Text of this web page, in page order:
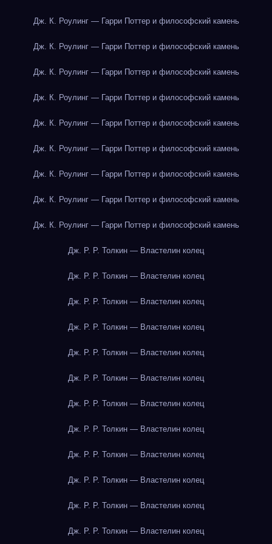
Дж. К. Роулинг — Гарри Поттер и философский камень
Дж. К. Роулинг — Гарри Поттер и философский камень
Дж. К. Роулинг — Гарри Поттер и философский камень
Дж. К. Роулинг — Гарри Поттер и философский камень
Дж. К. Роулинг — Гарри Поттер и философский камень
Дж. К. Роулинг — Гарри Поттер и философский камень
Дж. К. Роулинг — Гарри Поттер и философский камень
Дж. К. Роулинг — Гарри Поттер и философский камень
Дж. К. Роулинг — Гарри Поттер и философский камень
Дж. Р. Р. Толкин — Властелин колец
Дж. Р. Р. Толкин — Властелин колец
Дж. Р. Р. Толкин — Властелин колец
Дж. Р. Р. Толкин — Властелин колец
Дж. Р. Р. Толкин — Властелин колец
Дж. Р. Р. Толкин — Властелин колец
Дж. Р. Р. Толкин — Властелин колец
Дж. Р. Р. Толкин — Властелин колец
Дж. Р. Р. Толкин — Властелин колец
Дж. Р. Р. Толкин — Властелин колец
Дж. Р. Р. Толкин — Властелин колец
Дж. Р. Р. Толкин — Властелин колец